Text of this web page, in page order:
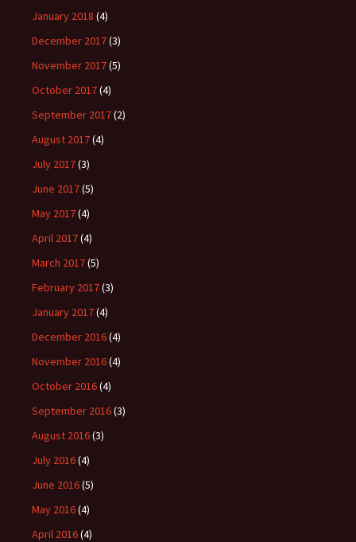
January 2018 (4)
December 2017(3)
November 2017(5)
October 2017(4)
September 2017(2)
August 2017(4)
July 2017(3)
June 2017(5)
May 2017(4)
April 2017(4)
March 2017(5)
February 2017(3)
January 2017(4)
December 2016(4)
November 2016(4)
October 2016(4)
September 2016(3)
August 2016(3)
July 2016(4)
June 2016(5)
May 2016(4)
April 2016(4)